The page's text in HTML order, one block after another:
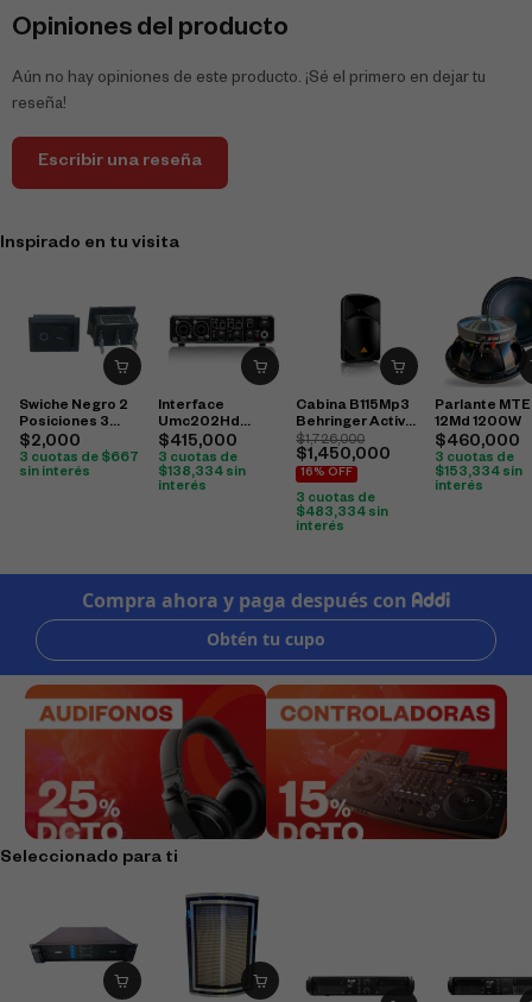
Opiniones del producto
Aún no hay opiniones de este producto. ¡Sé el primero en dejar tu
reseña!
Escribir una reseña
Inspirado en tu visita
Swiche Negro 2
Posiciones 3
Pines Pequeño
Sw-001P
$2,000
3 cuotas de $667
sin interés
Interface
Umc202Hd
Behringer
$415,000
3 cuotas de
$138,334sin
interés
Cabina B115Mp3
Behringer Activa
15″ Usb
$1,726,000
$1,450,000
16% OFF
3 cuotas de
$483,334 sin
interés
Parlante MTE
12Md 1200W
$460,000
3 cuotas de
$153,334sin
interés
Seleccionado para ti